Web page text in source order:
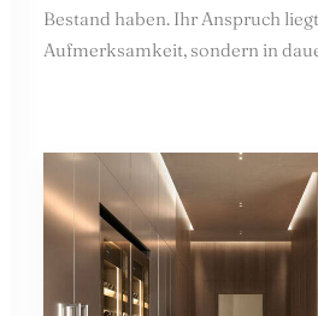
Bestand haben. Ihr Anspruch
Aufmerksamkeit, sondern in